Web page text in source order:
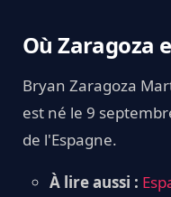
Où Zaragoza
Bryan Zaragoza
est né le 9
de l'Espagne.
À lire aussi :